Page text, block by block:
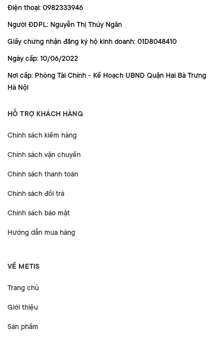
Điện thoại: 0982333946
Người ĐDPL: Nguyễn Thị Thúy Ngân
Giấy chứng nhận đăng ký hộ kinh doanh: 01D8048410
Ngày cấp: 10/06/2022
Nơi cấp: Phòng Tài Chính - Kế Hoạch UBND Quận Hai Bà Trưng
Hà Nội
HỖ TRỢ KHÁCH HÀNG
Chính sách kiểm hàng
Chính sách vận chuyển
Chính sách thanh toán
Chính sách đổi trả
Chính sách bảo mật
Hướng dẫn mua hàng
VỀ METIS
Trang chủ
Giới thiệu
Sản phẩm